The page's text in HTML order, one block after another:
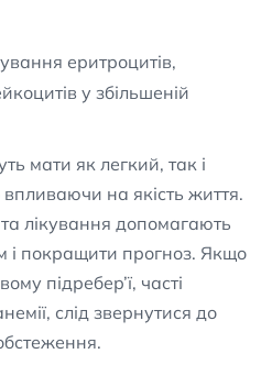
еритроцитів,
у збільшеній
мати як легкий, так і
на якість життя.
лікування допомагають
і покращити прогноз. Якщо
підребер’ї, часті
слід звернутися до